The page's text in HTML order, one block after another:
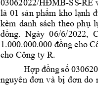
03062022/HĐMB-SS-RE
là 01 sản phẩm kho lạnh
kèm danh sách theo phụ l
đồng.  Ngày  06/6/2022,
1.000.000.000 đồng cho
cho Công ty R.
Hợp đồng số
nguyên đơn và bị đơn do